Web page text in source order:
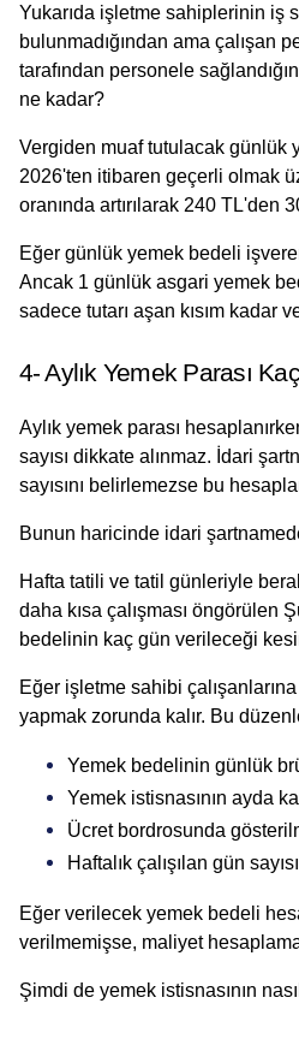
Yukarıda işletme sahiplerinin iş
bulunmadığından ama çalışan
tarafından personele
ne kadar?
Vergiden muaf tutulacak günlük
2026'ten itibaren geçerli olmak
oranında artırılarak 240
Eğer günlük yemek bedeli
Ancak 1 günlük asgari yemek
sadece tutarı aşan kısım kadar
4- Aylık Yemek Parası
Aylık yemek parası
sayısı dikkate alınmaz. İdari
sayısını belirlemezse bu
Bunun haricinde idari
Hafta tatili ve tatil günleriyle
daha kısa çalışması öngörülen
bedelinin kaç gün verileceği
Eğer işletme sahibi
yapmak zorunda kalır. Bu
Yemek bedelinin günlük
Yemek istisnasının ayda
Ücret bordrosunda
Haftalık çalışılan gün
Eğer verilecek yemek bedeli
verilmemişse, maliyet
Şimdi de yemek istisnasının